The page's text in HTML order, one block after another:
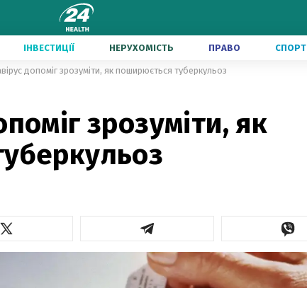
ІНВЕСТИЦІЇ НЕРУХОМІСТЬ ПРАВО СПОРТ
допоміг зрозуміти, як поширюється туберкульоз
зрозуміти, як